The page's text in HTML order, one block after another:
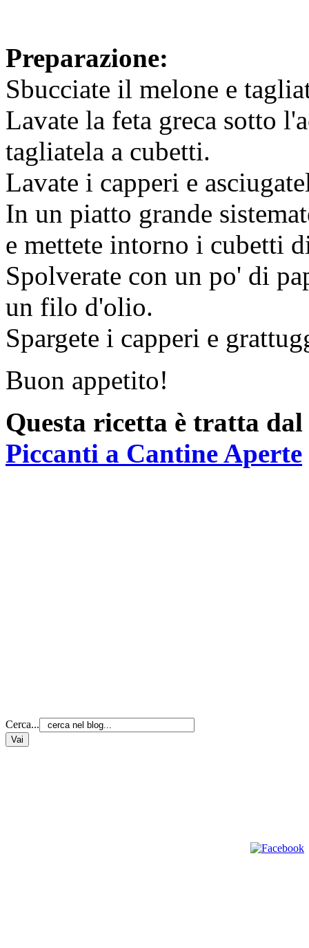
Preparazione:
Sbucciate il melone e
Lavate la feta greca sotto
tagliatela a cubetti.
Lavate i capperi e
In un piatto grande
e mettete intorno i cubetti
Spolverate con un po' di
un filo d'olio.
Spargete i capperi e
Buon appetito!
Questa ricetta è tratta
Piccanti a Cantine Aperte
Cerca...